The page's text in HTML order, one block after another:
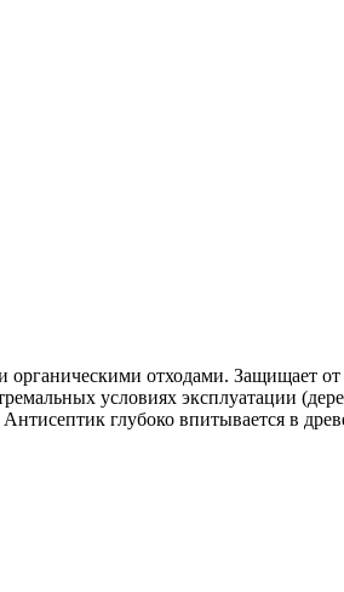
отходами. Защищает
условиях эксплуатации
глубоко впитывается в